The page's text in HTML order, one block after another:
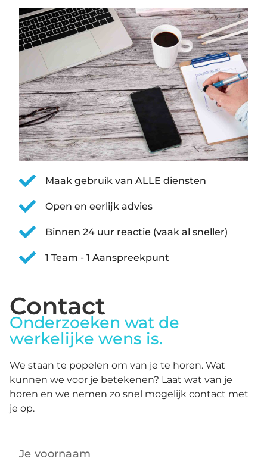
Maak gebruik van ALLE diensten
Open en eerlijk advies
Binnen 24 uur reactie (vaak al sneller)
1 Team - 1 Aanspreekpunt
Contact
Onderzoeken wat de
werkelijke wens is.
We staan te popelen om van je te horen. Wat
kunnen we voor je betekenen? Laat wat van je
horen en we nemen zo snel mogelijk contact met
je op.